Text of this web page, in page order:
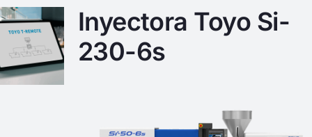
Inyectora Toyo Si-
230-6s